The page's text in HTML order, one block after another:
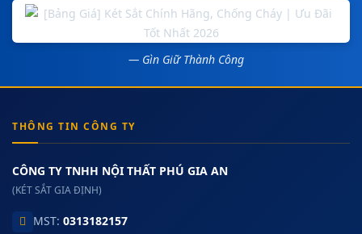
— Gìn Giữ Thành Công
THÔNG TIN CÔNG TY
CÔNG TY TNHH NỘI THẤT PHÚ GIA AN
(KÉT SẮT GIA ĐỊNH)
MST: 0313182157